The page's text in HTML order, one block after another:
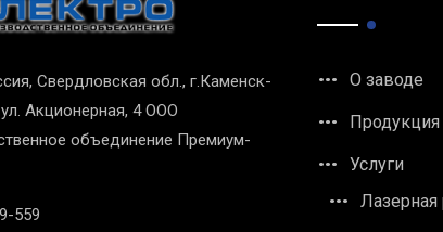
Свердловская обл., г.Каменск-
Акционерная, 4 ООО
объединение Премиум-
559
О заводе
Продукция
Услуги
Лазерная